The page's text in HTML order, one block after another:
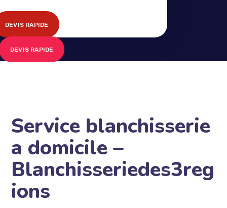
DEVIS RAPIDE
DEVIS RAPIDE
Service blanchisserie
a domicile –
Blanchisseriedes3reg
ions